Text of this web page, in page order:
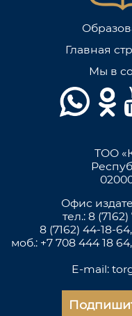
Главная
Мы в
ТОО
Офис
тел.: 8
8 (7162) 44-18-
моб.: +7 708 444 18
E-mail: